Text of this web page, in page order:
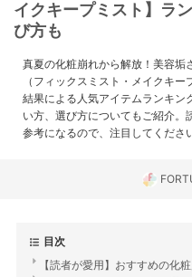
イクキープミスト】ラ
び方も
真夏の化粧崩れから解放！美容垢
（フィックスミスト・メイクキ
結果による人気アイテムランキン
い方、選び方についてもご紹介
参考になるので、注目してくださ
目次
【読者が愛用】おすすめの化